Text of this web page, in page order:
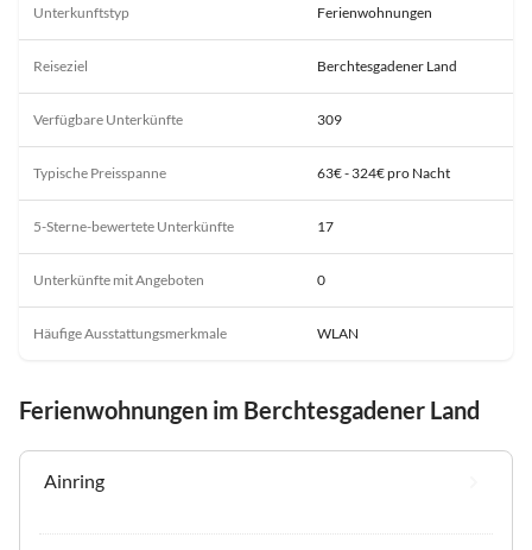
Unterkunftstyp Ferienwohnungen
Reiseziel Berchtesgadener Land
Verfügbare Unterkünfte 309
Typische Preisspanne 63€ - 324€ pro Nacht
5-Sterne-bewertete Unterkünfte 17
Unterkünfte mit Angeboten 0
Häufige Ausstattungsmerkmale WLAN
Ferienwohnungen im Berchtesgadener Land
Ainring